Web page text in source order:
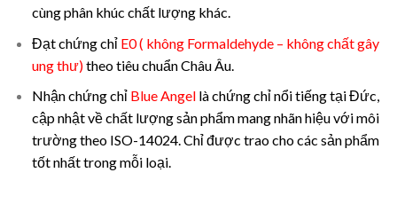
cùng phân khúc chất lượng khác.
Đạt chứng chỉ E0( không Formaldehyde – không chất gây
ung thư)theo tiêu chuẩn Châu Âu.
Nhận chứng chỉ Blue Angellà chứng chỉ nổi tiếng tại Đức,
cập nhật về chất lượng sản phẩm mang nhãn hiệu với môi
trường theo ISO-14024. Chỉ được trao cho các sản phẩm
tốt nhất trong mỗi loại.